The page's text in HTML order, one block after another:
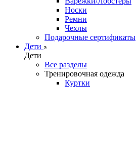
Носки
Ремни
Чехлы
Подарочные сертификаты
Дети
Дети
Все разделы
Тренировочная одежда
Куртки